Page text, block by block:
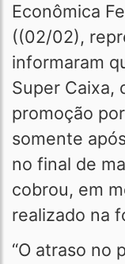
Econômica
((02/02),
informaram
Super Caixa,
promoção
somente
no final de
cobrou, em
realizado na
“O atraso no